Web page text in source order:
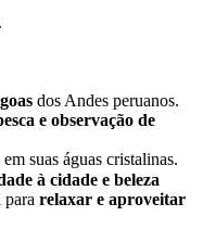
dos Andes peruanos.
e observação de
suas águas cristalinas.
à cidade e beleza
relaxar e aproveitar